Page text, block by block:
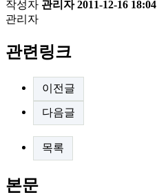
작성자 관리자 2011-12-16 18:04
관리자
관련링크
이전글
다음글
목록
본문